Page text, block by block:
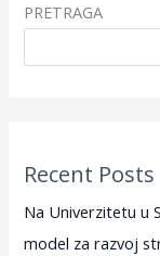
PRETRAGA
Recent Posts
Na Univerzitetu u
model za razvoj